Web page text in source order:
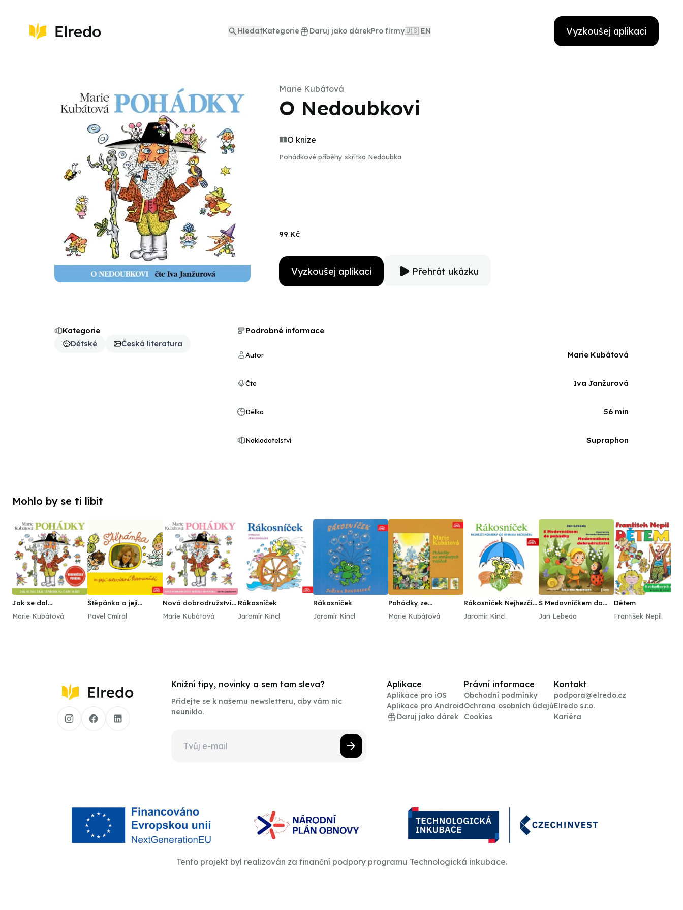
HledatKategorie Daruj jako dárekPro firmy🇺🇸 EN Vyzkoušej aplikaci
Marie Kubátová
O Nedoubkovi
O knize
Pohádkové příběhy skřítka Nedoubka.
99 Kč
Vyzkoušej aplikaci Přehrát ukázku
Kategorie
Dětské
Česká literatura
Podrobné informace
Autor Marie Kubátová
Čte Iva Janžurová
Délka 56 min
Nakladatelství Supraphon
Mohlo by se ti líbit
Jak se dal
máry
Marie Kubátová
Štěpánka a její
Pavel Cmíral
Nová dobrodružství
Marie Kubátová
Rákosníček
Jaromír Kincl
Rákosníček
Jaromír Kincl
Pohádky ze
Marie Kubátová
Rákosníček Nejhezčí
Brčálníku
Jaromír Kincl
S Medovníčkem do
Medovníčkova
Jan Lebeda
Dětem
František Nepil
Knižní tipy, novinky a sem tam sleva?
Přidejte se k našemu newsletteru, aby vám nic
neuniklo.
Aplikace
Aplikace pro iOS
Aplikace pro Android
Daruj jako dárek
Právní informace
Obchodní podmínky
Ochrana osobních údajů
Cookies
Kontakt
podpora@elredo.cz
Elredo s.r.o.
Kariéra
Tento projekt byl realizován za finanční podpory programu Technologická inkubace.